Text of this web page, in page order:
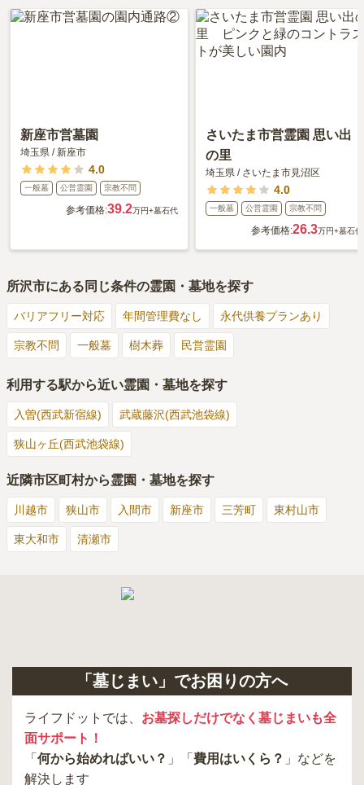
新座市営墓園
埼玉県 /新座市
4.0
一般墓 公営霊園 宗教不問
参考価格:39.2万円+墓石代
さいたま市営霊園 思い出
の里
埼玉県 / さいたま市見沼区
4.0
一般墓 公営霊園 宗教不問
参考価格:26.3万円+墓石代
所沢市にある同じ条件の霊園・墓地を探す
バリアフリー対応 年間管理費なし 永代供養プランあり
宗教不問 一般墓 樹木葬 民営霊園
利用する駅から近い霊園・墓地を探す
入曽(西武新宿線) 武蔵藤沢(西武池袋線)
狭山ヶ丘(西武池袋線)
近隣市区町村から霊園・墓地を探す
川越市 狭山市 入間市 新座市 三芳町 東村山市
東大和市 清瀬市
「墓じまい」でお困りの方へ
ライフドットでは、 お墓探しだけでなく墓じまいも全
面サポート！
「 何から始めればいい？ 」「 費用はいくら？ 」などを
解決します